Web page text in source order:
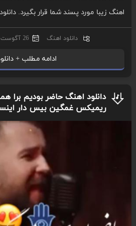
اهنگ زیبا مورد پسند شما قرار بگیرد.
دانلود اهنگ 26 آگوست 2022
ادامه مطلب +
دانلود اهنگ حاضر بودیم برا
ریمیکس غمگین بیس دار